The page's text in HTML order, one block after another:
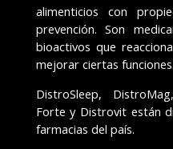
alimenticios con
prevención. Son
bioactivos que
mejorar ciertas funciones.
DistroSleep,
Forte y Distrovit están
farmacias del país.